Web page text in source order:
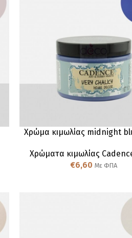
Χρώμα κιμωλίας midnight
Χρώματα κιμωλίας
€6,60 Με ΦΠΑ